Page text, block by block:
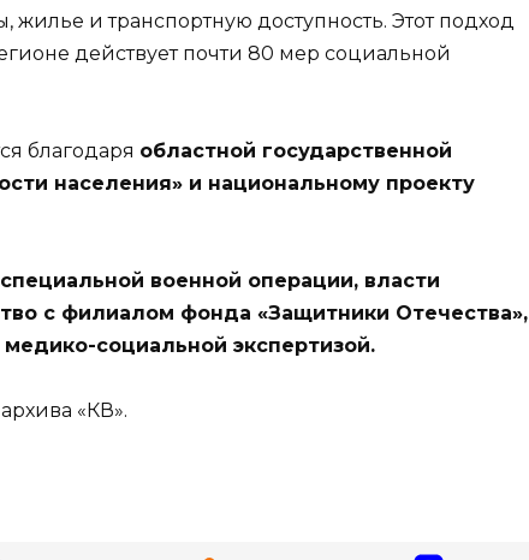
жилье и транспортную доступность. Этот подход
действует почти 80 мер социальной
благодаря областной государственной
населения» и национальному проекту
военной операции, власти
с филиалом фонда «Защитники Отечества»,
социальной экспертизой.
«КВ».